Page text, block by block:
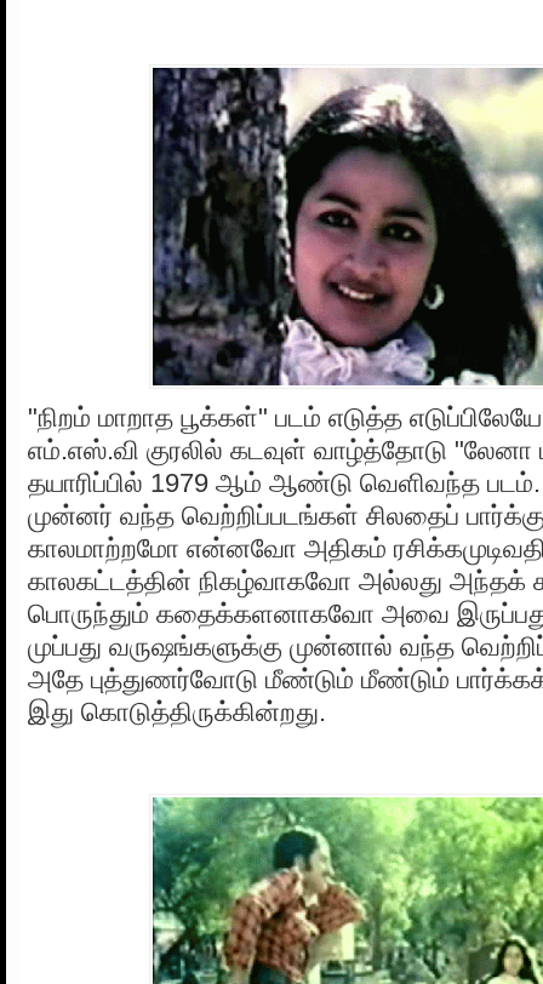
"நிறம் மாறாத பூக்கள்" படம் எடுத்த
எம்.எஸ்.வி குரலில் கடவுள் வாழ்த்தோடு
தயாரிப்பில் 1979 ஆம் ஆண்டு வெளிவந்த
முன்னர் வந்த வெற்றிப்படங்கள் சிலதைப்
காலமாற்றமோ என்னவோ அதிகம்
காலகட்டத்தின் நிகழ்வாகவோ அல்லது அந்தக்
பொருந்தும் கதைக்களனாகவோ அவை
முப்பது வருஷங்களுக்கு முன்னால் வந்த
அதே புத்துணர்வோடு மீண்டும் மீண்டும் பார்க்கக்
இது கொடுத்திருக்கின்றது.